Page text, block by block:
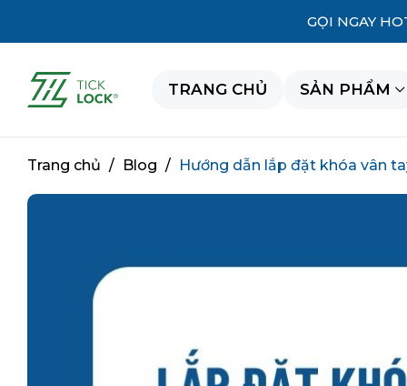
GỌI NGAY
TRANG CHỦ SẢN PHẨM
Trang chủ / Blog / Hướng dẫn lắp đặt khóa vân